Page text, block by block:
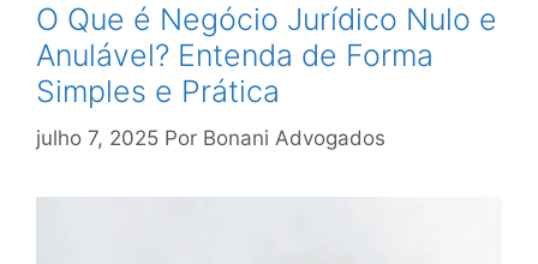
O Que é Negócio Jurídico Nulo e
Anulável? Entenda de Forma
Simples e Prática
julho 7, 2025 Por Bonani Advogados